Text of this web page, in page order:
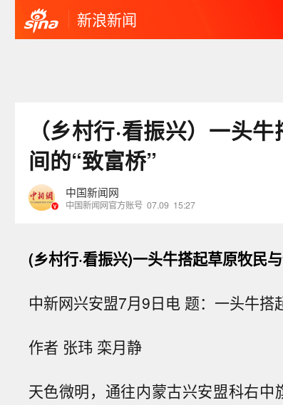
新浪新闻
（乡村行·看振兴）一头
间的“致富桥”
中国新闻网
中国新闻网官方账号 07.09 15:27
(乡村行·看振兴)一头牛搭起草原牧民
中新网兴安盟7月9日电 题：一头牛搭
作者 张玮 栾月静
天色微明，通往内蒙古兴安盟科右